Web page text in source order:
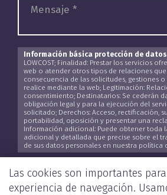
Información básica protección de
LOWCOST; Finalidad: Prestar los servicios
web o atender otros tipos de relaciones
consecuencia de las solicitudes, gestiones
realice mediante la web; Legitimación:
consentimiento; Destinatarios: Se cederán
obligación legal y para la ejecución del
solicitado; Derechos: Acceso, rectificación,
portabilidad, oposición y presentar una
Información adicional: Puede obtener toda
adicional y detallada que precise sobre el
de sus datos personales en nuestra política
Las cookies son importantes
experiencia de navegación.